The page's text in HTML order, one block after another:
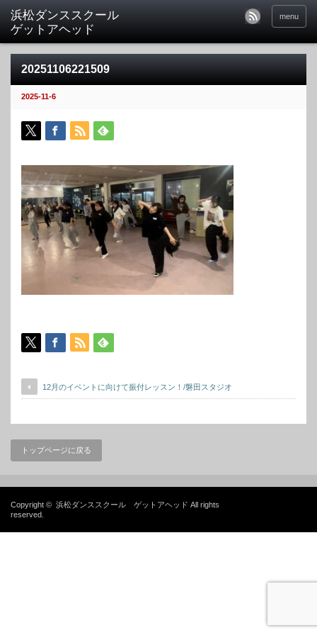
menu
20251106221509
2025-11-6
12月のイベントに向けて振付レッスン！/磐田スタジオ
トップページに戻る
Copyright © 浜松ダンススクール ゲットアヘッド All rights
reserved.